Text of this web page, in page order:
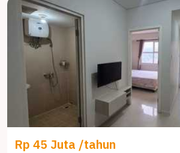
Rp 45 Juta /tahun